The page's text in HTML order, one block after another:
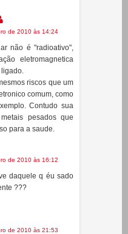
de 2010 às 14:24
não é "radioativo",
eletromagnetica
riscos que um
comum, como
Contudo sua
pesados que
para a saude.
de 2010 às 16:12
daquele q éu sado
???